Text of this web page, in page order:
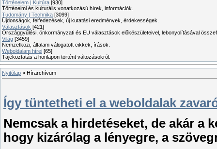
Történelem | Kultúra [930]
Történelmi és kulturális vonatkozású hírek, információk.
Tudomány | Technika [3099]
Újdonságok, felfedezések, új kutatási eredmények, érdekességek.
Választások [421]
Országgyűlési, önkormányzati és EU választások előkészületeivel, lebonyolításával
Világ [3459]
Nemzetközi, általam válogatott cikkek, írások.
Weboldalam hírei [65]
Tájékoztatás a honlapon történt változásokról.
Nyitólap » Hírarchívum
Így tüntetheti el a weboldalak
Nemcsak a hirdetéseket, de akár a
hogy kizárólag a lényegre, a